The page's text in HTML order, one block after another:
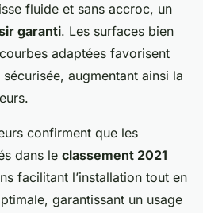
fluide et sans accroc, un
garanti. Les surfaces bien
adaptées favorisent
augmentant ainsi la
confirment que les
dans le classement 2021
facilitant l’installation tout en
garantissant un usage